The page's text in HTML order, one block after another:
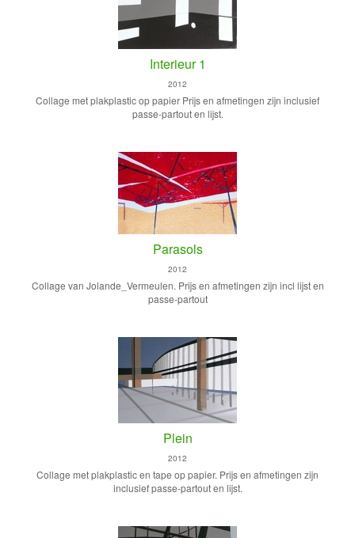
Interieur 1
2012
Collage met plakplastic op papier Prijs en afmetingen zijn inclusief
passe-partout en lijst.
Parasols
2012
Collage van Jolande_Vermeulen. Prijs en afmetingen zijn incl lijst en
passe-partout
Plein
2012
Collage met plakplastic en tape op papier. Prijs en afmetingen zijn
inclusief passe-partout en lijst.